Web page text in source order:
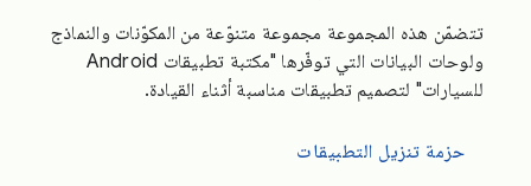
تتضمّن هذه المجموعة مجموعة متنوّعة من المكوّنات والنماذج
ولوحات البيانات التي توفّرها "مكتبة تطبيقات Android
للسيارات" لتصميم تطبيقات مناسبة أثناء القيادة.
حزمة تنزيل التطبيقات